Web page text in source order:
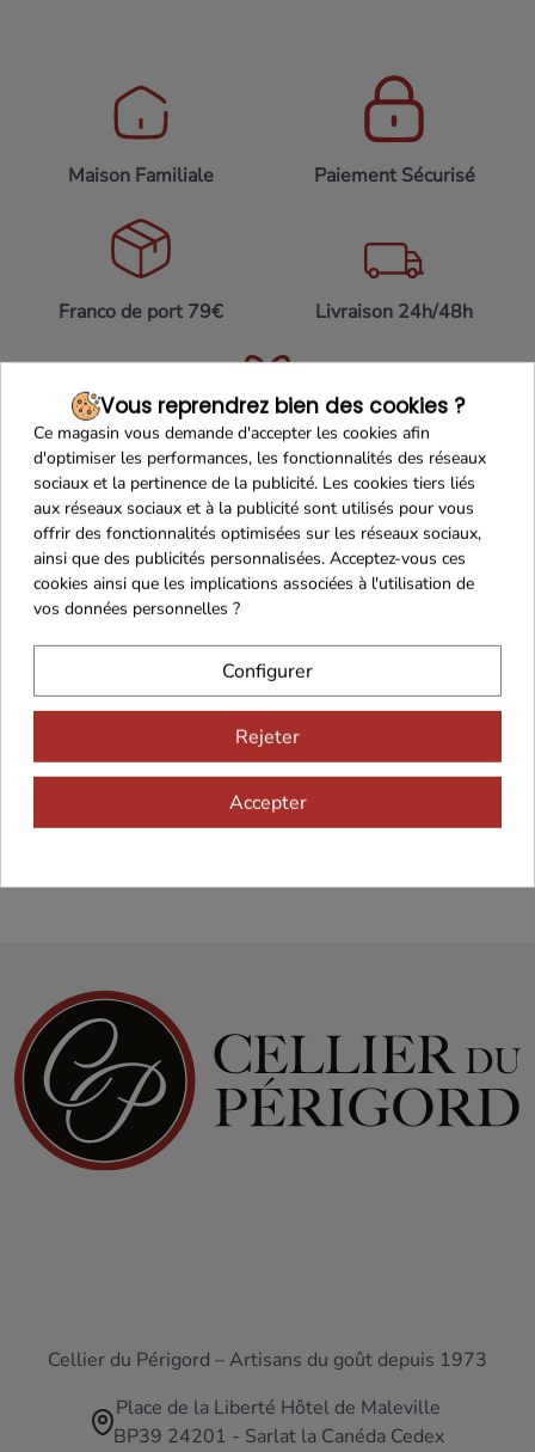
Maison Familiale Paiement Sécurisé
Franco de port 79€ Livraison 24h/48h
Cadeaux dès 99€
Recevez nos offres
Cellier du Périgord – Artisans du goût depuis 1973
Place de la Liberté Hôtel de Maleville
BP39 24201 - Sarlat la Canéda Cedex
Vous reprendrez bien des cookies ?
Ce magasin vous demande d'accepter les cookies afin
d'optimiser les performances, les fonctionnalités des réseaux
sociaux et la pertinence de la publicité. Les cookies tiers liés
aux réseaux sociaux et à la publicité sont utilisés pour vous
offrir des fonctionnalités optimisées sur les réseaux sociaux,
ainsi que des publicités personnalisées. Acceptez-vous ces
cookies ainsi que les implications associées à l'utilisation de
vos données personnelles ?
Configurer
Rejeter
Accepter